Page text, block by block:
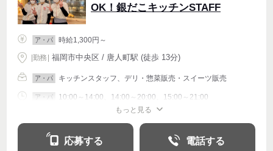
OK！銀だこキッチンSTAFF
ア・パ 時給1,300円～
|勤務 福岡市中央区 / 唐人町駅 (徒歩 13分)
ア・パ キッチンスタッフ、デリ・惣菜販売・スイーツ販売
ア・パ 10:00～14:00、14:00～20:00、15:00～21:00
もっと見る
応募する 電話する